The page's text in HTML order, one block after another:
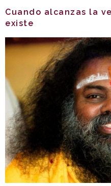
Cuando alcanzas la
existe